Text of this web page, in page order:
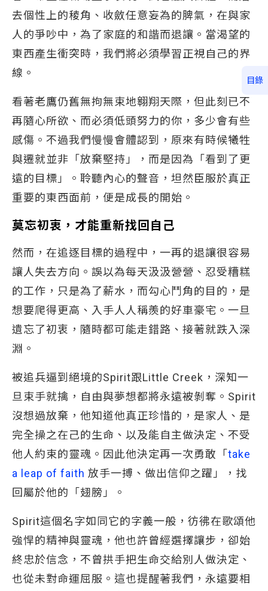
去個性上的稜角、收斂任意妄為的脾氣，在與家
人的爭吵中，為了家庭的和諧而退讓。當渴望的
東西產生衝突時，我們將必須學習正視自己的界
線。
看著老鷹仍舊無拘無束地翱翔天際，但此刻已不
再隨心所欲、而必須低頭努力的你，多少會有些
感傷。不過我們慢慢會體認到，原來有時候犧牲
與遷就並非「放棄堅持」，而是因為「看到了更
遠的目標」。聆聽內心的聲音，坦然臣服於真正
重要的東西面前，便是成長的開始。
莫忘初衷，才能重新找回自己
然而，在追逐目標的過程中，一再的退讓很容易
讓人失去方向。誤以為每天汲汲營營、忍受糟糕
的工作，只是為了薪水，而勾心鬥角的目的，是
想要爬得更高、入手人人稱羨的好車豪宅。一旦
遺忘了初衷，隨時都可能走錯路、接著就跌入深
淵。
被追兵逼到絕境的Spirit跟Little Creek，深知一
旦束手就擒，自由與夢想都將永遠被剝奪。Spirit
沒想過放棄，他知道他真正珍惜的，是家人、是
完全操之在己的生命、以及能自主做決定、不受
他人約束的靈魂。因此他決定再一次勇敢「 take
a leap of faith 放手一搏、做出信仰之躍」，找
回屬於他的「翅膀」。
Spirit這個名字如同它的字義一般，彷彿在歌頌他
強悍的精神與靈魂，他也許曾經選擇讓步，卻始
終忠於信念，不曾拱手把生命交給別人做決定、
也從未對命運屈服。這也提醒著我們，永遠要相
目錄